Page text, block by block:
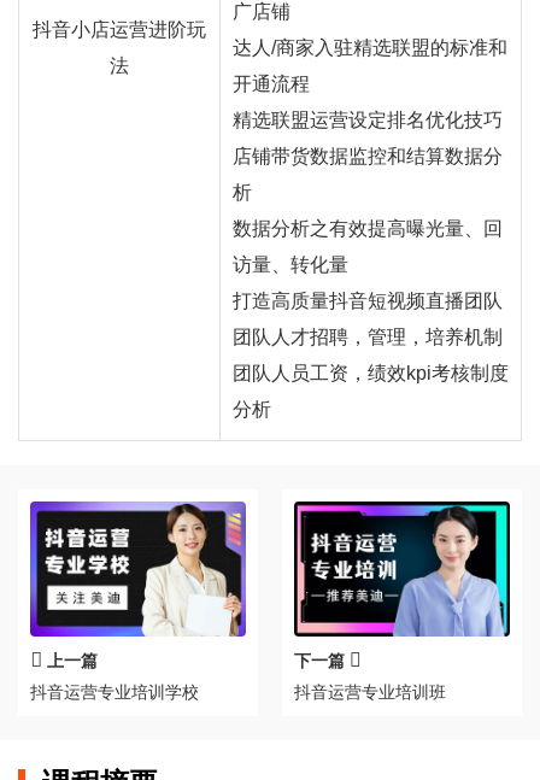
抖音小店运营进阶玩
法
广店铺
达人/商家入驻精选联盟的标准和
开通流程
精选联盟运营设定排名优化技巧
店铺带货数据监控和结算数据分
析
数据分析之有效提高曝光量、回
访量、转化量
打造高质量抖音短视频直播团队
团队人才招聘，管理，培养机制
团队人员工资，绩效kpi考核制度
分析
上一篇
抖音运营专业培训学校
下一篇
抖音运营专业培训班